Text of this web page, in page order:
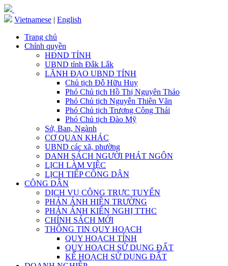
Vietnamese | English
Trang chủ
Chính quyền
HĐND TỈNH
UBND tỉnh Đắk Lắk
LÃNH ĐẠO UBND TỈNH
Chủ tịch Đỗ Hữu Huy
Phó Chủ tịch Hồ Thị Nguyên Thảo
Phó Chủ tịch Nguyễn Thiên Văn
Phó Chủ tịch Trương Công Thái
Phó Chủ tịch Đào Mỹ
Sở, Ban, Ngành
CƠ QUAN KHÁC
UBND các xã, phường
DANH SÁCH NGƯỜI PHÁT NGÔN
LỊCH LÀM VIỆC
LỊCH TIẾP CÔNG DÂN
CÔNG DÂN
DỊCH VỤ CÔNG TRỰC TUYẾN
PHẢN ÁNH HIỆN TRƯỜNG
PHẢN ÁNH KIẾN NGHỊ TTHC
CHÍNH SÁCH MỚI
THÔNG TIN QUY HOẠCH
QUY HOẠCH TỈNH
QUY HOẠCH SỬ DỤNG ĐẤT
KẾ HOẠCH SỬ DỤNG ĐẤT